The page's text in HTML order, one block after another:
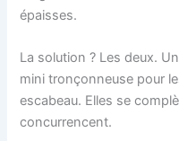
épaisses.
La solution ? Les deux.
mini tronçonneuse pour
escabeau. Elles se
concurrencent.